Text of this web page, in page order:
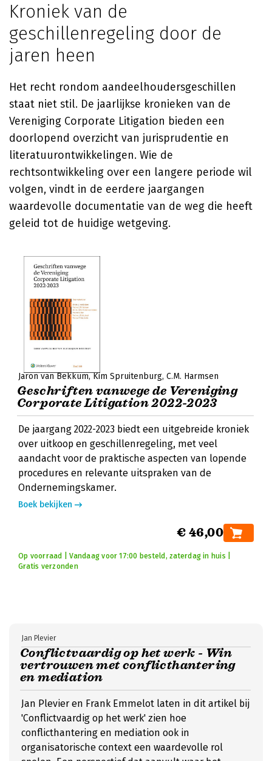
Kroniek van de
geschillenregeling door de
jaren heen
Het recht rondom aandeelhoudersgeschillen
staat niet stil. De jaarlijkse kronieken van de
Vereniging Corporate Litigation bieden een
doorlopend overzicht van jurisprudentie en
literatuurontwikkelingen. Wie de
rechtsontwikkeling over een langere periode wil
volgen, vindt in de eerdere jaargangen
waardevolle documentatie van de weg die heeft
geleid tot de huidige wetgeving.
Jaron van Bekkum Kim Spruitenburg C.M. Harmsen
Geschriften vanwege de Vereniging
Corporate Litigation 2022-2023
De jaargang 2022-2023 biedt een uitgebreide kroniek
over uitkoop en geschillenregeling, met veel
aandacht voor de praktische aspecten van lopende
procedures en relevante uitspraken van de
Ondernemingskamer.
Boek bekijken
€ 46,00
Op voorraad | Vandaag voor 17:00 besteld, zaterdag in huis |
Gratis verzonden
Conflictvaardig op het werk - Win
vertrouwen met conflicthantering
en mediation
Jan Plevier
Jan Plevier en Frank Emmelot laten in dit artikel bij
'Conflictvaardig op het werk' zien hoe
conflicthantering en mediation ook in
organisatorische context een waardevolle rol